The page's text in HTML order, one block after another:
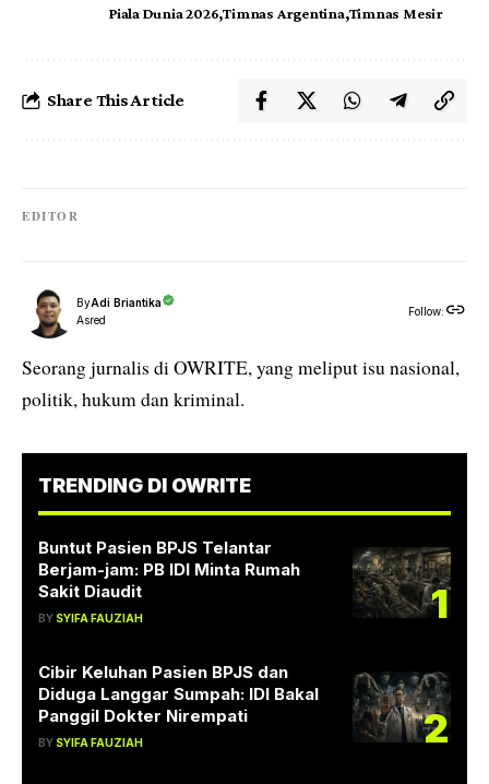
Piala Dunia 2026 Timnas Argentina Timnas Mesir
Share This Article
EDITOR
ByAdi Briantika
Asred
Follow:
Seorang jurnalis di OWRITE, yang meliput isu nasional,
politik, hukum dan kriminal.
TRENDING DI OWRITE
Buntut Pasien BPJS Telantar
Berjam-jam: PB IDI Minta Rumah
Sakit Diaudit
BY SYIFA FAUZIAH 1
Cibir Keluhan Pasien BPJS dan
Diduga Langgar Sumpah: IDI Bakal
Panggil Dokter Nirempati
BY SYIFA FAUZIAH 2